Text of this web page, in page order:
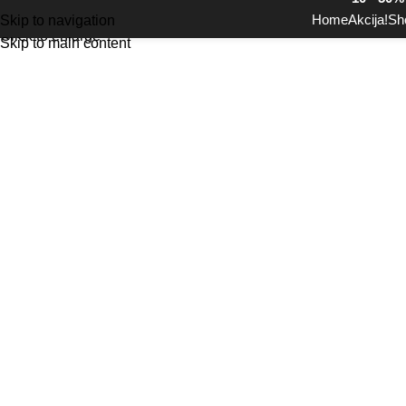
Skip to navigation
Skip to main content
HomeAkcija!
Click to enlarge